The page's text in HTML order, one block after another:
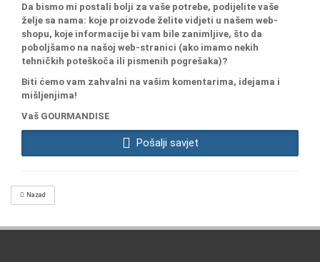
Da bismo mi postali bolji za vaše potrebe, podijelite vaše
želje sa nama: koje proizvode želite vidjeti u našem web-
shopu, koje informacije bi vam bile zanimljive, što da
poboljšamo na našoj web-stranici (ako imamo nekih
tehničkih poteškoča ili pismenih pogrešaka)?
Biti ćemo vam zahvalni na vašim komentarima, idejama i
mišljenjima!
Vaš GOURMANDISE
Pošalji savjet
Nazad